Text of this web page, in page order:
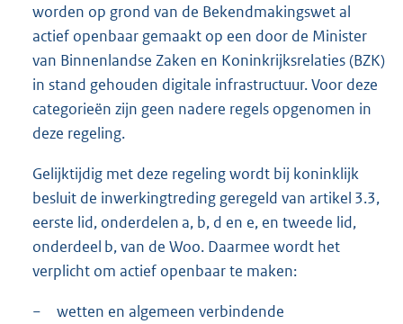
worden op grond van de Bekendmakingswet al
actief openbaar gemaakt op een door de Minister
van Binnenlandse Zaken en Koninkrijksrelaties (BZK)
in stand gehouden digitale infrastructuur. Voor deze
categorieën zijn geen nadere regels opgenomen in
deze regeling.
Gelijktijdig met deze regeling wordt bij koninklijk
besluit de inwerkingtreding geregeld van artikel 3.3,
eerste lid, onderdelen a, b, d en e, en tweede lid,
onderdeel b, van de Woo. Daarmee wordt het
verplicht om actief openbaar te maken:
−
wetten en algemeen verbindende